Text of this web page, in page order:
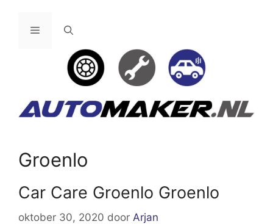
Menu
Groenlo
Car Care Groenlo Groenlo
oktober 30, 2020 door Arjan